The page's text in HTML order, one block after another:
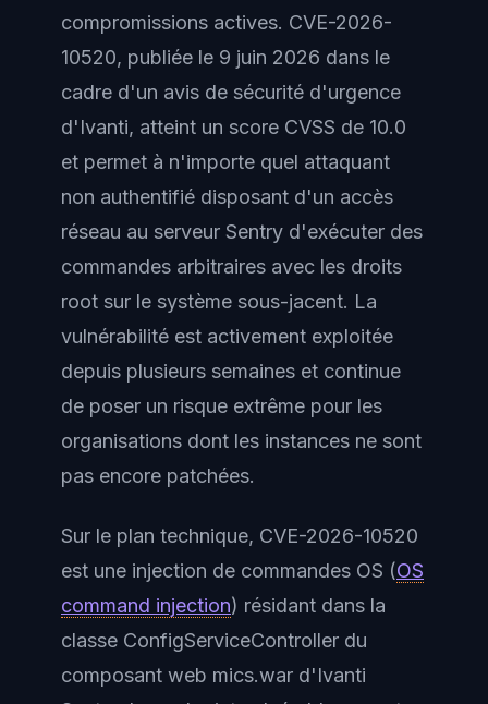
compromissions actives. CVE-2026-
10520, publiée le 9 juin 2026 dans le
cadre d'un avis de sécurité d'urgence
d'Ivanti, atteint un score CVSS de 10.0
et permet à n'importe quel attaquant
non authentifié disposant d'un accès
réseau au serveur Sentry d'exécuter des
commandes arbitraires avec les droits
root sur le système sous-jacent. La
vulnérabilité est activement exploitée
depuis plusieurs semaines et continue
de poser un risque extrême pour les
organisations dont les instances ne sont
pas encore patchées.
Sur le plan technique, CVE-2026-10520
est une injection de commandes OS (OS
command injection) résidant dans la
classe ConfigServiceController du
composant web mics.war d'Ivanti